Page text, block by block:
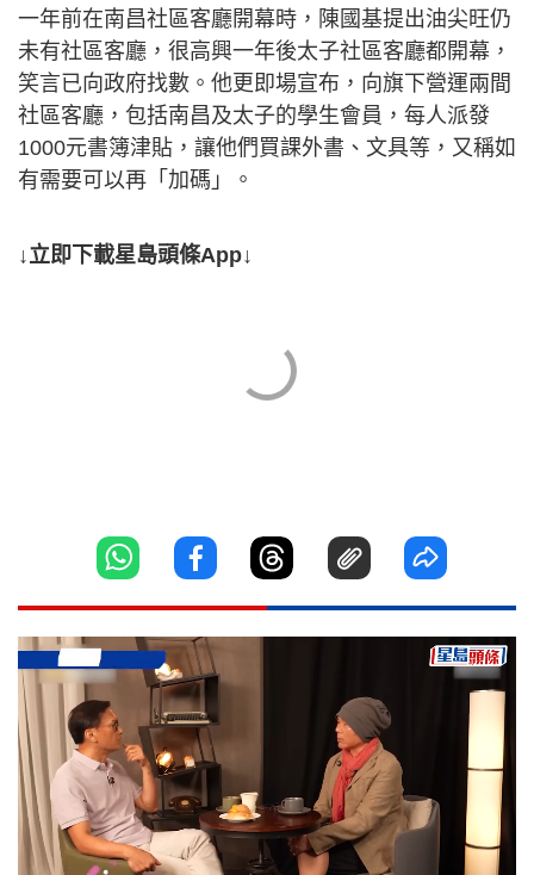
一年前在南昌社區客廳開幕時，陳國基提出油尖旺仍
未有社區客廳，很高興一年後太子社區客廳都開幕，
笑言已向政府找數。他更即場宣布，向旗下營運兩間
社區客廳，包括南昌及太子的學生會員，每人派發
1000元書簿津貼，讓他們買課外書、文具等，又稱如
有需要可以再「加碼」。
↓立即下載星島頭條App↓